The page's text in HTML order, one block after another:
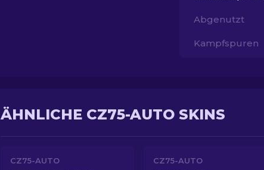
Abgenutzt
Kampfspuren
ÄHNLICHE CZ75-AUTO SKINS
CZ75-AUTO CZ75-AUTO